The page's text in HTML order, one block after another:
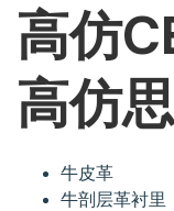
高仿
高仿
牛皮革
牛剖层革衬里